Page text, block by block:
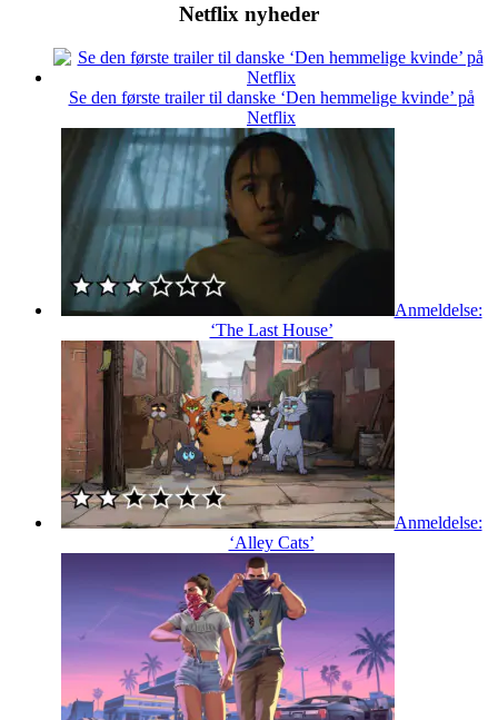
Netflix nyheder
Se den første trailer til danske ‘Den hemmelige kvinde’ på
Netflix
Anmeldelse:
‘The Last House’
Anmeldelse:
‘Alley Cats’